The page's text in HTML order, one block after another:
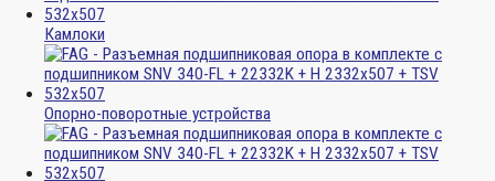
Камлоки
Опорно-поворотные устройства